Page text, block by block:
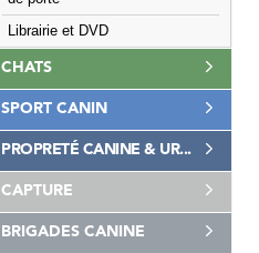
Librairie et DVD
CHATS
SPORT CANIN
PROPRETÉ CANINE & UR...
CAPTURE
BRIGADES CANINE